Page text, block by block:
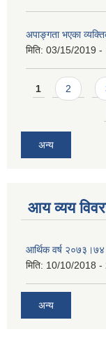
अपाङ्गता भएका
मिति: 03/15/2019 -
Pages
1 2
अन्य
आय व्यय
आर्थिक वर्ष २०७३।७४
मिति: 10/10/2018 -
अन्य